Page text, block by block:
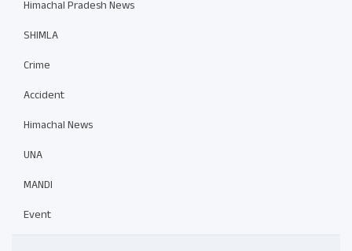
Himachal Pradesh News
SHIMLA
Crime
Accident
Himachal News
UNA
MANDI
Event